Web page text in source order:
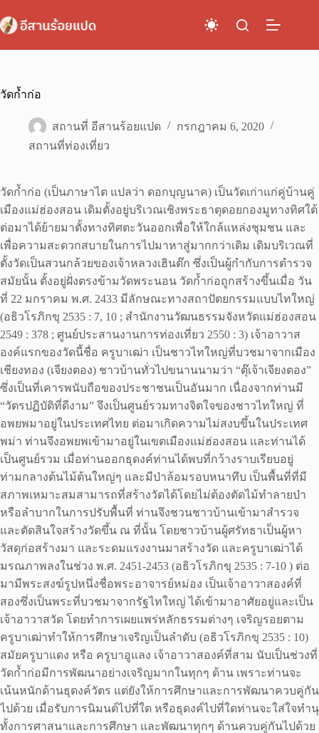
to
content
วัดก้ำก่อ
สถานที่ อีสานร้อยแปด
กรกฎาคม 6, 2020
สถานที่ท่องเที่ยว
วัดก้ำก่อ (เป็นภาษาไต แปลว่า ดอกบุญนาค) เป็นวัดเก่าแก่คู่บ้านคู่
เมืองแม่ฮ่องสอน เดิมตั้งอยู่บริเวณเชิงพระธาตุดอยกองมูทางทิศใต้
ต่อมาได้ย้ายมาตั้งทางทิศตะวันออกเพื่อให้ใกล้แหล่งชุมชน และ
เพื่อความสะดวกสบายในการไปมาหาสู่มากกว่าเดิม เดิมบริเวณที่
ตั้งวัดเป็นสวนกล้วยของเจ้าหลวงเฮินต๊ก ซึ่งเป็นผู้กำกับการตำรวจ
สมัยนั้น ตั้งอยู่ฝั่งตรงข้ามวัดพระนอน วัดก้ำก่อถูกสร้างขึ้นเมื่อ วัน
ที่ 22 มกราคม พ.ศ. 2433 มีลักษณะทางสถาปัตยกรรมแบบไทใหญ่
(อธิวโรภิกขุ 2535 : 7, 10 ; สำนักงานวัฒนธรรมจังหวัดแม่ฮ่องสอน
2549 : 378 ; ศูนย์ประสานงานการท่องเที่ยว 2550 : 3) เจ้าอาวาส
องค์แรกของวัดนี้ชื่อ ครูบาเฒ่า เป็นชาวไทใหญ่ที่บวชมาจากเมือง
เชียงทอง (เจียงตอง) ชาวบ้านทั่วไปขนานนามว่า “ตุ๊เจ้าเจียงตอง”
ซึ่งเป็นที่เคารพนับถือของประชาชนเป็นอันมาก เนื่องจากท่านมี
“วัตรปฏิบัติที่ดีงาม” จึงเป็นศูนย์รวมทางจิตใจของชาวไทใหญ่ ที่
อพยพมาอยู่ในประเทศไทย ต่อมาเกิดความไม่สงบขึ้นในประเทศ
พม่า ท่านจึงอพยพเข้ามาอยู่ในเขตเมืองแม่ฮ่องสอน และท่านได้
เป็นศูนย์รวม เมื่อท่านออกธุดงค์ท่านได้พบที่กว้างราบเรียบอยู่
ท่ามกลางต้นไม้ต้นใหญ่ๆ และมีป่าล้อมรอบหนาทึบ เป็นพื้นที่ที่มี
สภาพเหมาะสมสามารถที่สร้างวัดได้โดยไม่ต้องตัดไม้ทำลายป่า
หรือลำบากในการปรับพื้นที่ ท่านจึงชวนชาวบ้านเข้ามาสำรวจ
และตัดสินใจสร้างวัดขึ้น ณ ที่นั้น โดยชาวบ้านผู้ศรัทธาเป็นผู้หา
วัสดุก่อสร้างมา และระดมแรงงานมาสร้างวัด และครูบาเฒ่าได้
มรณภาพลงในช่วง พ.ศ. 2451-2453 (อธิวโรภิกขุ 2535 : 7-10 ) ต่อ
มามีพระสงฆ์รูปหนึ่งชื่อพระอาจารย์หม่อง เป็นเจ้าอาวาสองค์ที่
สองซึ่งเป็นพระที่บวชมาจากรัฐไทใหญ่ ได้เข้ามาอาศัยอยู่และเป็น
เจ้าอาวาสวัด โดยทำการเผยแพร่หลักธรรมต่างๆ เจริญรอยตาม
ครูบาเฒ่าทำให้การศึกษาเจริญเป็นลำดับ (อธิวโรภิกขุ 2535 : 10)
สมัยครูบาแดง หรือ ครูบาอูแลง เจ้าอาวาสองค์ที่สาม นับเป็นช่วงที่
วัดก้ำก่อมีการพัฒนาอย่างเจริญมากในทุกๆ ด้าน เพราะท่านจะ
เน้นหนักด้านธุดงค์วัตร แต่ยังให้การศึกษาและการพัฒนาควบคู่กัน
ไปด้วย เมื่อรับการนิมนต์ไปที่ใด หรือธุดงค์ไปที่ใดท่านจะใส่ใจทำนุ
ทั้งการศาสนาและการศึกษา และพัฒนาทุกๆ ด้านควบคู่กันไปด้วย